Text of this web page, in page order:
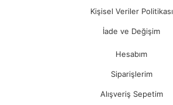
Kişisel Veriler Politikası
İade ve Değişim
Hesabım
Siparişlerim
Alışveriş Sepetim